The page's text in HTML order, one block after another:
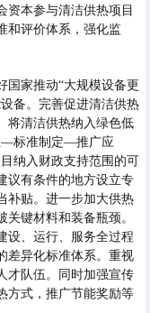
资本参与清洁供热项目
和评价体系，强化监
国家推动“大规模设备更
备。完善促进清洁供热
将清洁供热纳入绿色低
—标准制定—推广应
纳入财政支持范围的可
议有条件的地方设立专
补贴。进一步加大供热
键材料和装备瓶颈。
设、运行、服务全过程
差异化标准体系。重视
才队伍。同时加强宣传
方式，推广节能奖励等